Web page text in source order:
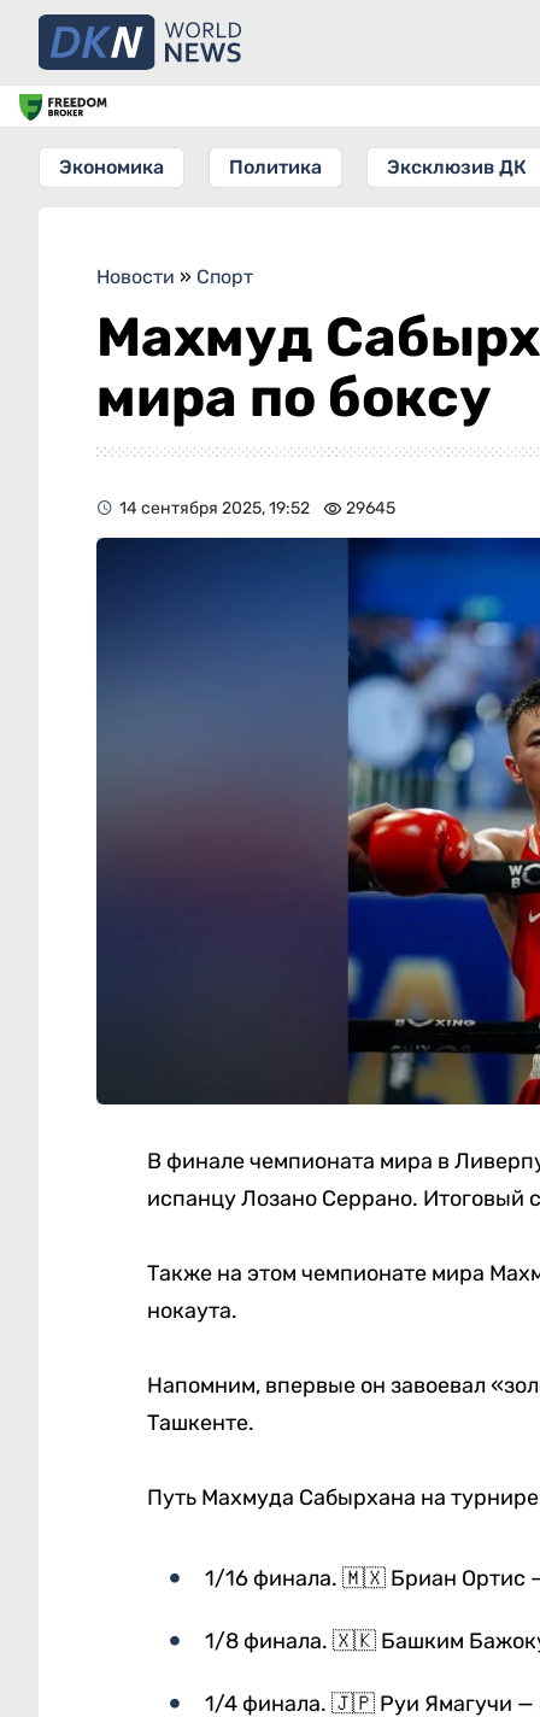
Экономика Политика Эксклюзив ДК
Новости » Спорт
Махмуд
мира по боксу
14 сентября 2025, 19:52 29645
В финале чемпионата мира в
испанцу Лозано Серрано. Итоговый
Также на этом чемпионате мира
нокаута.
Напомним, впервые он завоевал
Ташкенте.
Путь Махмуда Сабырхана на
1/16 финала. 🇲🇽 Бриан Ортис
1/8 финала. 🇽🇰 Башким
1/4 финала. 🇯🇵 Руи Ямагучи —